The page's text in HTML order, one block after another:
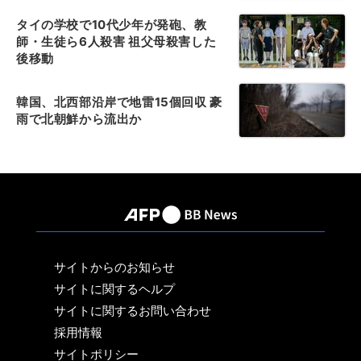
タイの学校で10代少年が発砲、教
師・生徒ら6人殺害 祖父母殺害した
後移動
韓国、北西部沿岸で地雷15個回収 豪
雨で北朝鮮から流出か
サイトからのお知らせ
サイトに関するヘルプ
サイトに関するお問い合わせ
採用情報
サイトポリシー